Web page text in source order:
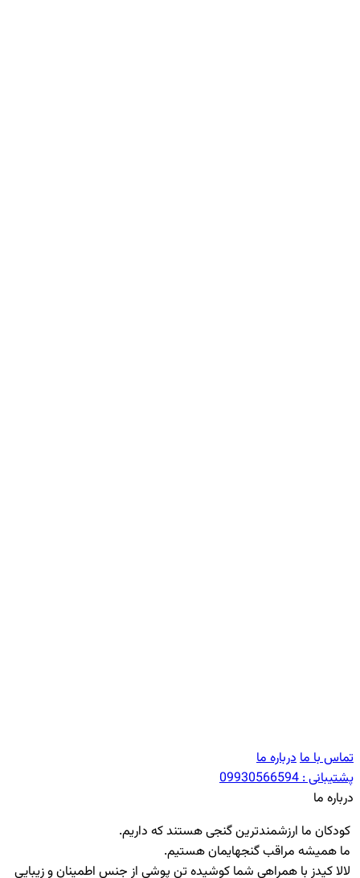
تماس با مادرباره ما
پشتیبانی :09930566594
درباره ما
کودکان ما ارزشمندترین گنجی هستند که داریم.
ما همیشه مراقب گنجهایمان هستیم.
لالا کیدز با همراهی شما کوشیده تن پوشی از جنس اطمینان و زیبایی